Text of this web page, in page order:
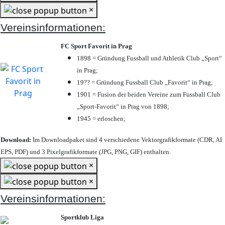
×
Vereinsinformationen:
FC Sport Favorit in Prag
1898 = Gründung Fussball und Athletik Club „Sport“
in Prag;
19?? = Gründung Fussball Club „Favorit“ in Prag;
1901 = Fusion der beiden Vereine zum Fussball Club
„Sport-Favorit“ in Prag von 1898;
1945 = erloschen;
Download: Im Downloadpaket sind 4 verschiedene Vektorgrafikformate (CDR, AI
EPS, PDF) und 3 Pixelgrafikformate (JPG, PNG, GIF) enthalten.
×
×
Vereinsinformationen:
Sportklub Liga